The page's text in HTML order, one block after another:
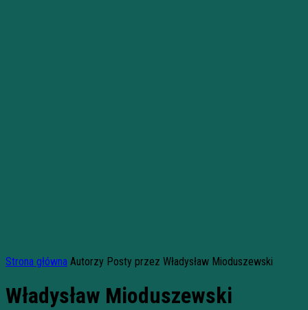
Strona główna Autorzy Posty przez Władysław Mioduszewski
Władysław Mioduszewski